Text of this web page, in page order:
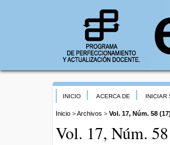
INICIO ACERCA DE INICIAR
Inicio >Archivos > Vol. 17, Núm. 58 (17)
Vol. 17, Núm.